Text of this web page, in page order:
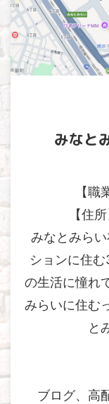
みなと
【
【住
みなとみら
ションに住
の生活に憧れ
みらいに住む
と
ブログ、高